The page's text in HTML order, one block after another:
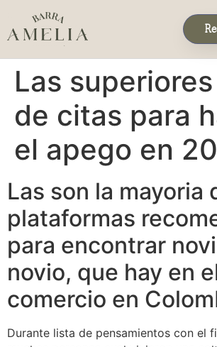
Las superiores
de citas para
el apego en
Las son la mayori­a
plataformas
para encontrar
novio, que hay en
comercio en
Durante lista de pensamientos con el